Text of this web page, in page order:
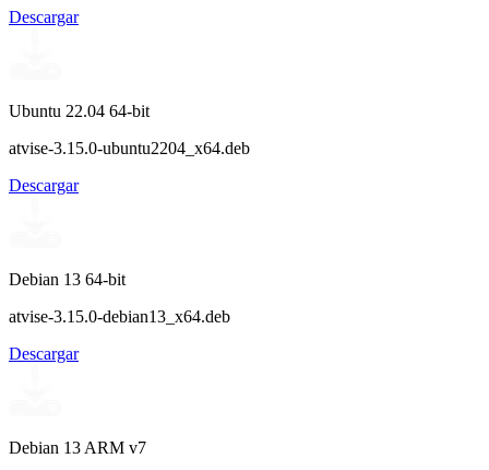
Descargar
Ubuntu 22.04 64-bit
atvise-3.15.0-ubuntu2204_x64.deb
Descargar
Debian 13 64-bit
atvise-3.15.0-debian13_x64.deb
Descargar
Debian 13 ARM v7